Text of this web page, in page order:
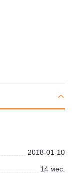
2018-01-10
14 мес.